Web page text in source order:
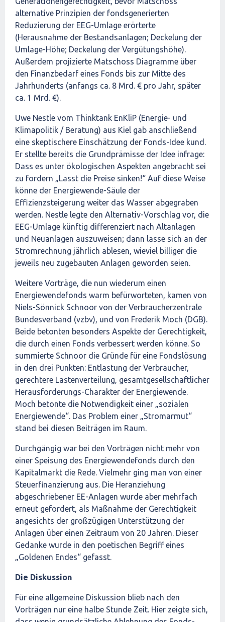
alternative Prinzipien der fondsgenerierten
Reduzierung der EEG-Umlage erörterte
(Herausnahme der Bestandsanlagen; Deckelung der
Umlage-Höhe; Deckelung der Vergütungshöhe).
Außerdem projizierte Matschoss Diagramme über
den Finanzbedarf eines Fonds bis zur Mitte des
Jahrhunderts (anfangs ca. 8 Mrd. € pro Jahr, später
ca. 1 Mrd. €).
Uwe Nestle vom Thinktank EnKliP (Energie- und
Klimapolitik / Beratung) aus Kiel gab anschließend
eine skeptischere Einschätzung der Fonds-Idee kund.
Er stellte bereits die Grundprämisse der Idee infrage:
Dass es unter ökologischen Aspekten angebracht sei
zu fordern „Lasst die Preise sinken!“ Auf diese Weise
könne der Energiewende-Säule der
Effizienzsteigerung weiter das Wasser abgegraben
werden. Nestle legte den Alternativ-Vorschlag vor, die
EEG-Umlage künftig differenziert nach Altanlagen
und Neuanlagen auszuweisen; dann lasse sich an der
Stromrechnung jährlich ablesen, wieviel billiger die
jeweils neu zugebauten Anlagen geworden seien.
Weitere Vorträge, die nun wiederum einen
Energiewendefonds warm befürworteten, kamen von
Niels-Sönnick Schnoor von der Verbraucherzentrale
Bundesverband (vzbv), und von Frederik Moch (DGB).
Beide betonten besonders Aspekte der Gerechtigkeit,
die durch einen Fonds verbessert werden könne. So
summierte Schnoor die Gründe für eine Fondslösung
in den drei Punkten: Entlastung der Verbraucher,
gerechtere Lastenverteilung, gesamtgesellschaftlicher
Herausforderungs-Charakter der Energiewende.
Moch betonte die Notwendigkeit einer „sozialen
Energiewende“. Das Problem einer „Stromarmut“
stand bei diesen Beiträgen im Raum.
Durchgängig war bei den Vorträgen nicht mehr von
einer Speisung des Energiewendefonds durch den
Kapitalmarkt die Rede. Vielmehr ging man von einer
Steuerfinanzierung aus. Die Heranziehung
abgeschriebener EE-Anlagen wurde aber mehrfach
erneut gefordert, als Maßnahme der Gerechtigkeit
angesichts der großzügigen Unterstützung der
Anlagen über einen Zeitraum von 20 Jahren. Dieser
Gedanke wurde in den poetischen Begriff eines
„Goldenen Endes“ gefasst.
Die Diskussion
Für eine allgemeine Diskussion blieb nach den
Vorträgen nur eine halbe Stunde Zeit. Hier zeigte sich,